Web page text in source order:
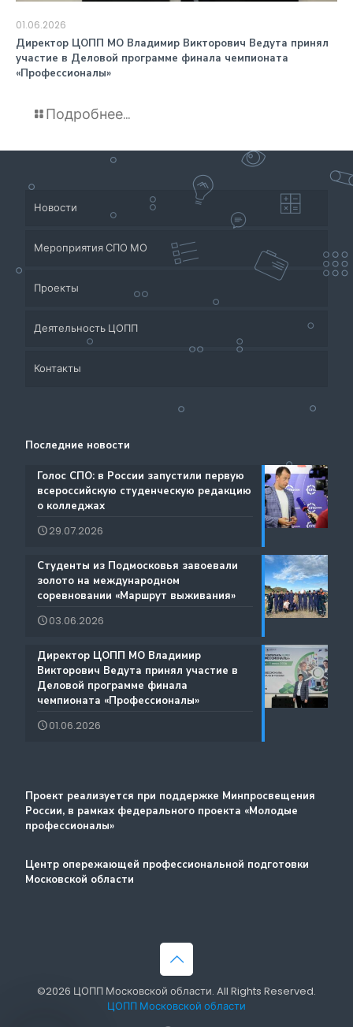
01.06.2026
️Директор ЦОПП МО Владимир Викторович Ведута принял
участие в Деловой программе финала чемпионата
«Профессионалы»
Подробнее...
Новости
Мероприятия СПО МО
Проекты
Приёмная кампания
Система СПО Московской области
Аналитический отдел содействия трудоустройству
Каталог образовательных программ
Международная деятельность
Региональный проект по Профориентации
Дополнительные образовательные услуги
Методический портал
Деятельность ЦОПП
Банк партнеров
Центр содействия занятости учащейся молодежи и
Документы
Истории Успеха
Благодарности
Фестиваль профессий «Путь навыков»
Атлас доступных профессий для лиц с
интеллектуальными нарушениями
Контакты
Ресурсы ЦОПП МО
Последние новости
️Голос СПО: в России запустили первую
всероссийскую студенческую редакцию
о колледжах
29.07.2026
️Студенты из Подмосковья завоевали
золото на международном
соревновании «Маршрут выживания»
03.06.2026
️Директор ЦОПП МО Владимир
Викторович Ведута принял участие в
Деловой программе финала
чемпионата «Профессионалы»
01.06.2026
Проект реализуется при поддержке Минпросвещения
России, в рамках федерального проекта «Молодые
профессионалы»
Центр опережающей профессиональной подготовки
Московской области
©2026 ЦОПП Московской области. All Rights Reserved.
ЦОПП Московской области